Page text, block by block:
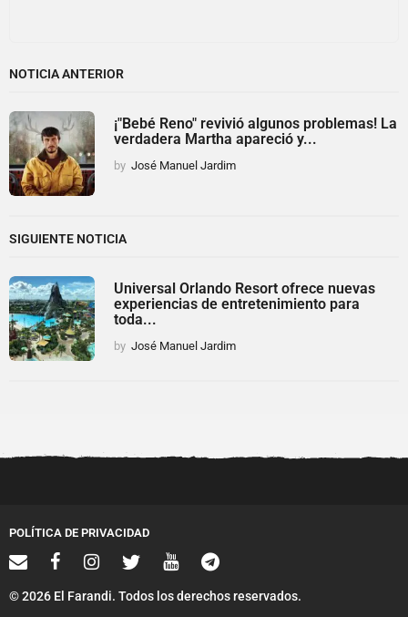
NOTICIA ANTERIOR
¡"Bebé Reno" revivió algunos problemas! La
verdadera Martha apareció y...
by José Manuel Jardim
SIGUIENTE NOTICIA
Universal Orlando Resort ofrece nuevas
experiencias de entretenimiento para
toda...
by José Manuel Jardim
POLÍTICA DE PRIVACIDAD
© 2026 El Farandi. Todos los derechos reservados.